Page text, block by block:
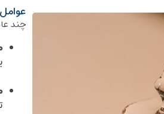
چند